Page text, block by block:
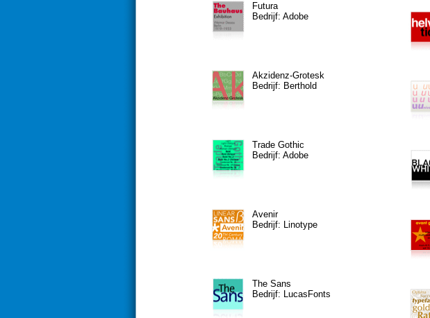
Futura
Bedrijf: Adobe
Akzidenz-Grotesk
Bedrijf: Berthold
Trade Gothic
Bedrijf: Adobe
Avenir
Bedrijf: Linotype
The Sans
Bedrijf: LucasFonts